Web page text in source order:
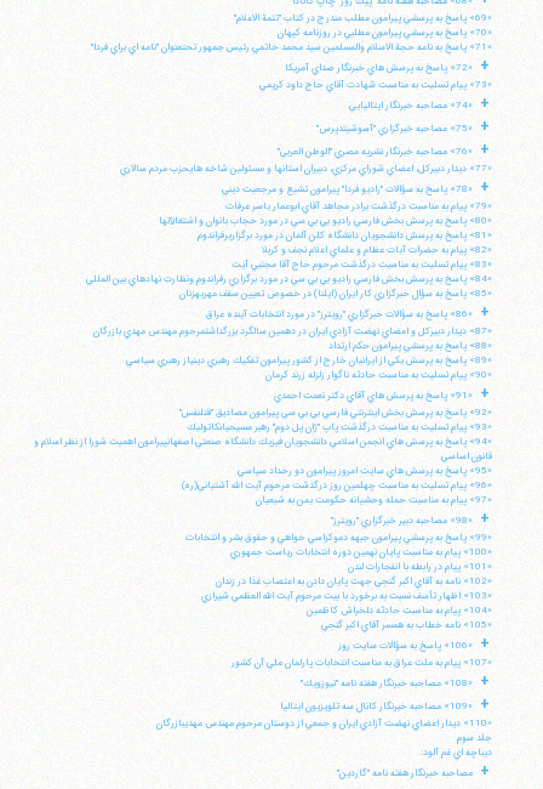
«69» پاسخ به پرسشي پيرامون مطلب مندرج در كتاب "تتمة الاعلام"
«70» پاسخ به پرسشي پيرامون مطلبي در روزنامه كيهان
«71» پاسخ به نامه حجة الاسلام والمسلمين سيد محمد خاتمي رئيس جمهور تحتعنوان "نامه اي براي فردا"
+
«72» پاسخ به پرسش هاي خبرنگار صداي آمريكا
«73» پيام تسليت به مناسبت شهادت آقاي حاج داود كريمي
+ «74» مصاحبه خبرنگار ايتاليايي
+ «75» مصاحبه خبرگزاري "آسوشيتدپرس"
+
«76» مصاحبه خبرنگار نشريه مصري "الوطن العربي"
«77» ديدار دبيركل، اعضاي شوراي مركزي، دبيران استانها و مسئولين شاخه هايحزب مردم سالاري
+
«78» پاسخ به سؤالات "راديو فردا" پيرامون تشيع و مرجعيت ديني
«79» پيام به مناسبت درگذشت برادر مجاهد آقاي ابوعمار ياسر عرفات
«80» پاسخ به پرسش بخش فارسي راديو بي بي سي در مورد حجاب بانوان و اشتغالآنها
«81» پاسخ به پرسش دانشجويان دانشگاه كلن آلمان در مورد برگزاريرفراندوم
«82» پيام به حضرات آيات عظام و علماي اعلام نجف و كربلا
«83» پيام تسليت به مناسبت درگذشت مرحوم حاج آقا مجتبي آيت
«84» پاسخ به پرسش بخش فارسي راديو بي بي سي در مورد برگزاري رفراندوم ونظارت نهادهاي بين المللي
«85» پاسخ به سؤال خبرگزاري كار ايران (ايلنا) در خصوص تعيين سقف مهريهزنان
+
«86» پاسخ به سؤالات خبرگزاري "رويترز" در مورد انتخابات آينده عراق
«87» ديدار دبيركل و اعضاي نهضت آزادي ايران در دهمين سالگرد بزرگداشتمرحوم مهندس مهدي بازرگان
«88» پاسخ به پرسشي پيرامون حكم ارتداد
«89» پاسخ به پرسش يكي از ايرانيان خارج از كشور پيرامون تفكيك رهبري دينياز رهبري سياسي
«90» پيام تسليت به مناسبت حادثه ناگوار زلزله زرند كرمان
+
«91» پاسخ به پرسش هاي آقاي دكتر نعمت احمدي
«92» پاسخ به پرسش بخش اينترنتي فارسي بي بي سي پيرامون مصاديق "قتلنفس"
«93» پيام تسليت به مناسبت درگذشت پاپ "ژان پل دوم" رهبر مسيحيانكاتوليك
«94» پاسخ به پرسش هاي انجمن اسلامي دانشجويان فيزيك دانشگاه صنعتي اصفهانپيرامون اهميت شورا از نظر اسلام و
قانون اساسي
«95» پاسخ به پرسش هاي سايت امروز پيرامون دو رخداد سياسي
«96» پيام تسليت به مناسبت چهلمين روز درگذشت مرحوم آيت الله آشتياني(ره)
«97» پيام به مناسبت حمله وحشيانه حكومت يمن به شيعيان
+
«98» مصاحبه دبير خبرگزاري "رويترز"
«99» پاسخ به پرسشي پيرامون جبهه دموكراسي خواهي و حقوق بشر و انتخابات
«100» پيام به مناسبت پايان نهمين دوره انتخابات رياست جمهوري
«101» پيام در رابطه با انفجارات لندن
«102» نامه به آقاي اكبر گنجي جهت پايان دادن به اعتصاب غذا در زندان
«103» اظهار تأسف نسبت به برخورد با بيت مرحوم آيت الله العظمي شيرازي
«104» پيام به مناسبت حادثه دلخراش كاظمين
«105» نامه خطاب به همسر آقاي اكبر گنجي
+
«106» پاسخ به سؤالات سايت روز
«107» پيام به ملت عراق به مناسبت انتخابات پارلمان ملي آن كشور
+ «108» مصاحبه خبرنگار هفته نامه "نيوزويك"
+
«109» مصاحبه خبرنگار كانال سه تلويزيون ايتاليا
«110» ديدار اعضاي نهضت آزادي ايران و جمعي از دوستان مرحوم مهندس مهديبازرگان
جلد سوم
ديباچه اي غم آلود:
+ مصاحبه خبرنگار هفته نامه "گاردين"